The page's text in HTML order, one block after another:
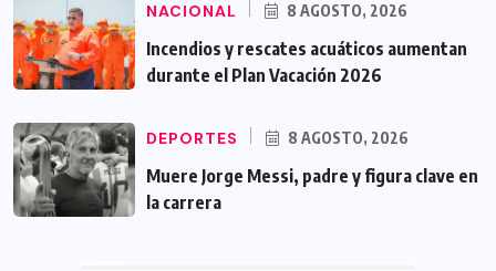
NACIONAL 8 AGOSTO, 2026
Incendios y rescates acuáticos aumentan
durante el Plan Vacación 2026
DEPORTES 8 AGOSTO, 2026
Muere Jorge Messi, padre y figura clave en
la carrera